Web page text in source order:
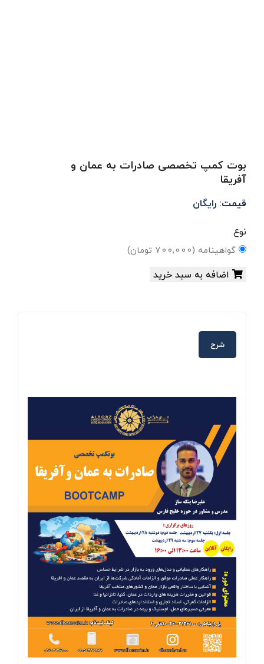
بوت کمپ تخصصی صادرات به عمان و
آفریقا
قیمت: رایگان
نوع
گواهینامه (700,000 تومان)
اضافه به سبد خرید
شرح